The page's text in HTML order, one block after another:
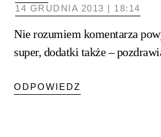
14 GRUDNIA 2013 | 18:14
Nie rozumiem komentarza
super, dodatki także –
ODPOWIEDZ